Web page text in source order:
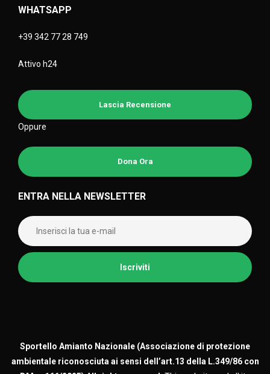
WHATSAPP
+39 342 77 28 749
Attivo h24
Lascia Recensione
Oppure
Dona Ora
ENTRA NELLA NEWSLETTER
Sportello Amianto Nazionale (Associazione di protezione
ambientale riconosciuta ai sensi dell’art.13 della L.349/86 con